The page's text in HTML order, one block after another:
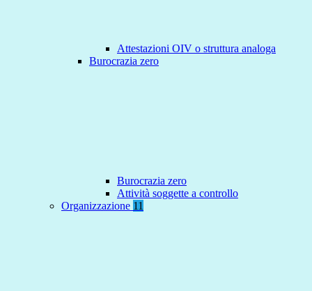
Attestazioni OIV o struttura analoga
Burocrazia zero
Burocrazia zero
Attività soggette a controllo
Organizzazione 11